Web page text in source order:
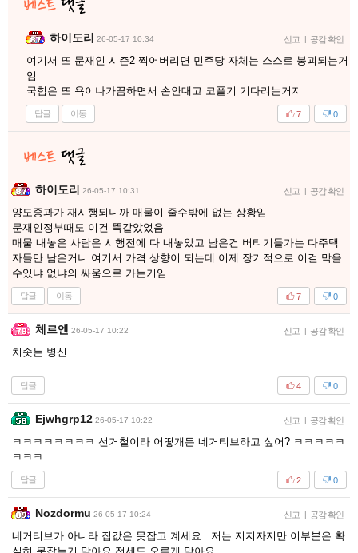
하이도리 26-05-17 10:34 신고 공감 확인
여기서 또 문재인 시즌2 찍어버리면 민주당 자체는 스스로 붕괴되는거
임
국힘은 또 욕이나가끔하면서 손안대고 코풀기 기다리는거지
답글 이동 0
7
하이도리 26-05-17 10:31 신고 공감 확인
양도중과가 재시행되니까 매물이 줄수밖에 없는 상황임
문재인정부때도 이건 똑같았었음
매물 내놓은 사람은 시행전에 다 내놓았고 남은건 버티기들가는 다주택
자들만 남은거니 여기서 가격 상향이 되는데 이제 장기적으로 이걸 막을
수있냐 없냐의 싸움으로 가는거임
답글 이동 0
7
체르엔 26-05-17 10:22 신고 공감 확인
치솟는 병신
답글 0
4
Ejwhgrp12 26-05-17 10:22 신고 공감 확인
ㅋㅋㅋㅋㅋㅋㅋㅋ 선거철이라 어떻개든 네거티브하고 싶어? ㅋㅋㅋㅋㅋ
ㅋㅋㅋ
답글 0
2
Nozdormu 26-05-17 10:24 신고 공감 확인
네거티브가 아니라 집값은 못잡고 계세요.. 저는 지지자지만 이부분은 확